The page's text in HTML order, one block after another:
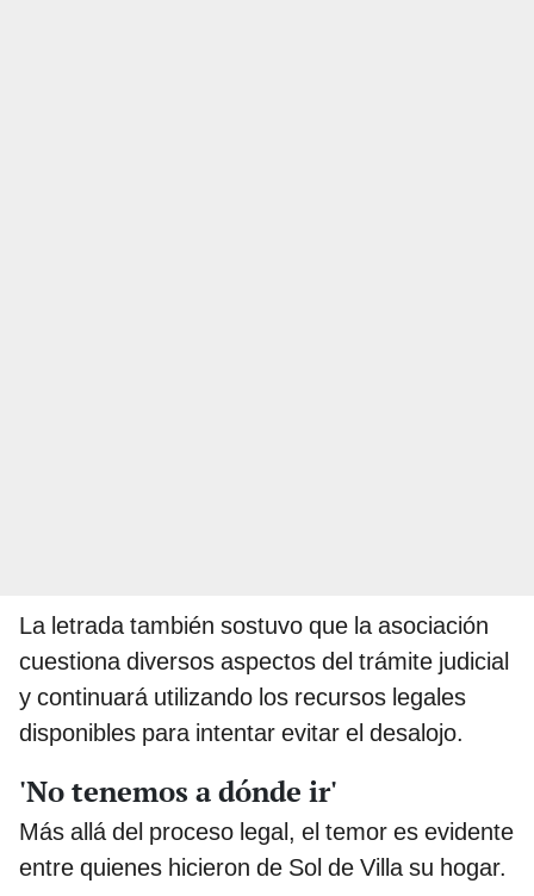
La letrada también sostuvo que la asociación
cuestiona diversos aspectos del trámite judicial
y continuará utilizando los recursos legales
disponibles para intentar evitar el desalojo.
'No tenemos a dónde ir'
Más allá del proceso legal, el temor es evidente
entre quienes hicieron de Sol de Villa su hogar.